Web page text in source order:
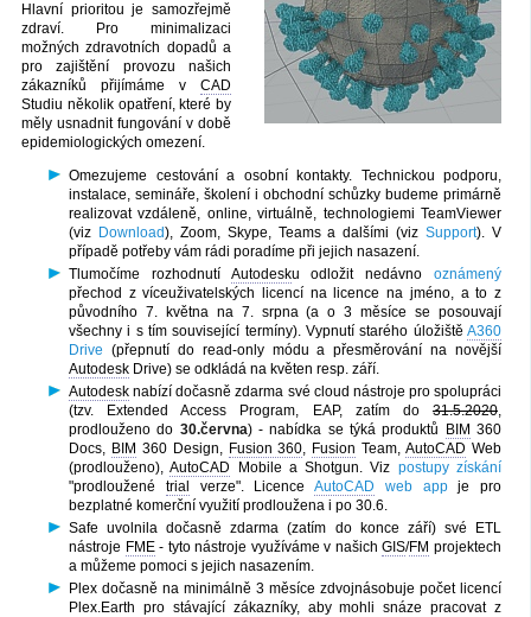
Hlavní prioritou je samozřejmě
zdraví. Pro minimalizaci
možných zdravotních dopadů a
pro zajištění provozu našich
zákazníků přijímáme v CAD
Studiu několik opatření, které by
měly usnadnit fungování v době
epidemiologických omezení.
Omezujeme cestování a osobní kontakty. Technickou podporu,
instalace, semináře, školení i obchodní schůzky budeme primárně
realizovat vzdáleně, online, virtuálně, technologiemi TeamViewer
(viz Download), Zoom, Skype, Teams a dalšími (vizSupport). V
případě potřeby vám rádi poradíme při jejich nasazení.
Tlumočíme rozhodnutí Autodesku odložit nedávnooznámený
přechod z víceuživatelských licencí na licence na jméno, a to z
původního 7. května na 7. srpna (a o 3 měsíce se posouvají
všechny i s tím související termíny). Vypnutí starého úložiště A360
Drive (přepnutí do read-only módu a přesměrování na novější
Autodesk Drive) se odkládá na květen resp. září.
Autodesk nabízí dočasně zdarma své cloud nástroje pro spolupráci
(tzv. Extended Access Program, EAP, zatím do 31.5.2020,
prodlouženo do 30.června) - nabídka se týká produktů BIM 360
Docs, BIM 360 Design, Fusion 360, Fusion Team,AutoCAD Web
(prodlouženo),AutoCAD Mobile a Shotgun. Viz postupy získání
"prodloužené trial verze". Licence AutoCAD web appje pro
bezplatné komerční využití prodloužena i po 30.6.
Safe uvolnila dočasně zdarma (zatím do konce září) své ETL
nástroje FME- tyto nástroje využíváme v našichGIS/FM projektech
a můžeme pomoci s jejich nasazením.
Plex dočasně na minimálně 3 měsíce zdvojnásobuje počet licencí
Plex.Earth pro stávající zákazníky, aby mohli snáze pracovat z